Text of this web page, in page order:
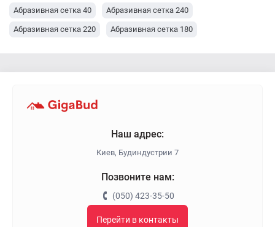
Абразивная сетка 40 Абразивная сетка 240
Абразивная сетка 220 Абразивная сетка 180
Наш адрес:
Киев, Будиндустрии 7
Позвоните нам:
(050) 423-35-50
Перейти в контакты